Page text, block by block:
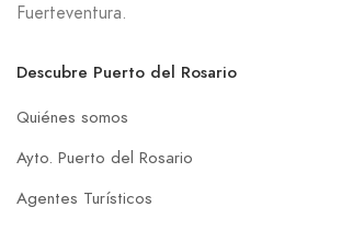
Fuerteventura.
Descubre Puerto del Rosario
Quiénes somos
Ayto. Puerto del Rosario
Agentes Turísticos